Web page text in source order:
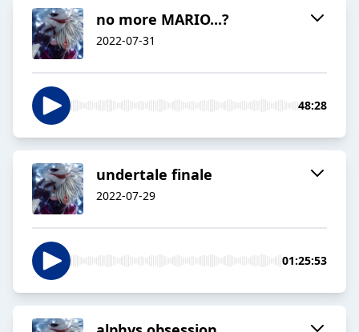
no more MARIO...?
2022-07-31
48:28
undertale finale
2022-07-29
01:25:53